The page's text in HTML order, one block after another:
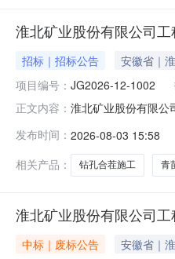
淮北矿业股份有限公司
招标｜招标公告 安徽省｜
项目编号： JG2026-12-1002
正文内容： 淮北矿业股份有限公
项目名称：桃园煤
发布时间： 2026-08-03 15:58
相关产品：
钻孔合茬施工 青
淮北矿业股份有限公司
中标｜废标公告 安徽省｜